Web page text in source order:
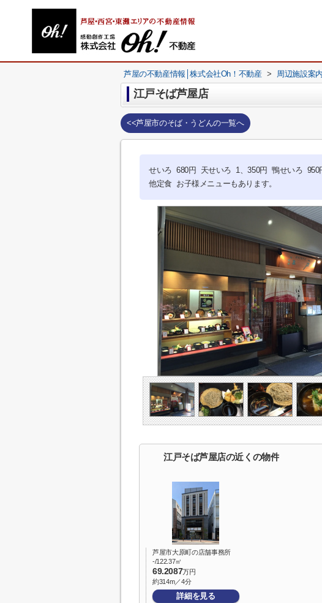
芦屋の不動産情報│株式会社Oh！不動産 > 周辺施設案内
江戸そば芦屋店
<<芦屋市のそば・うどんの一覧へ
せいろ 680円 天せいろ 1、350円 鴨せいろ 950
他定食 お子様メニューもあります。
江戸そば芦屋店の近くの物件
芦屋市大原町の店舗事務所
-/122.37㎡
69.2087万円
約314m／4分
詳細を見る